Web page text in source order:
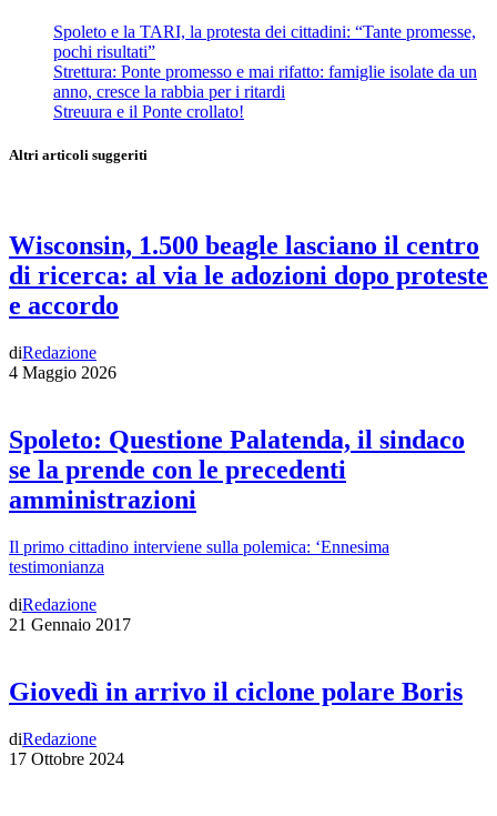
Spoleto e la TARI, la protesta dei cittadini: “Tante promesse,
pochi risultati”
Strettura: Ponte promesso e mai rifatto: famiglie isolate da un
anno, cresce la rabbia per i ritardi
Streuura e il Ponte crollato!
Altri articoli suggeriti
Wisconsin, 1.500 beagle lasciano il centro
di ricerca: al via le adozioni dopo proteste
e accordo
diRedazione
4 Maggio 2026
Spoleto: Questione Palatenda, il sindaco
se la prende con le precedenti
amministrazioni
Il primo cittadino interviene sulla polemica: ‘Ennesima
testimonianza
diRedazione
21 Gennaio 2017
Giovedì in arrivo il ciclone polare Boris
diRedazione
17 Ottobre 2024